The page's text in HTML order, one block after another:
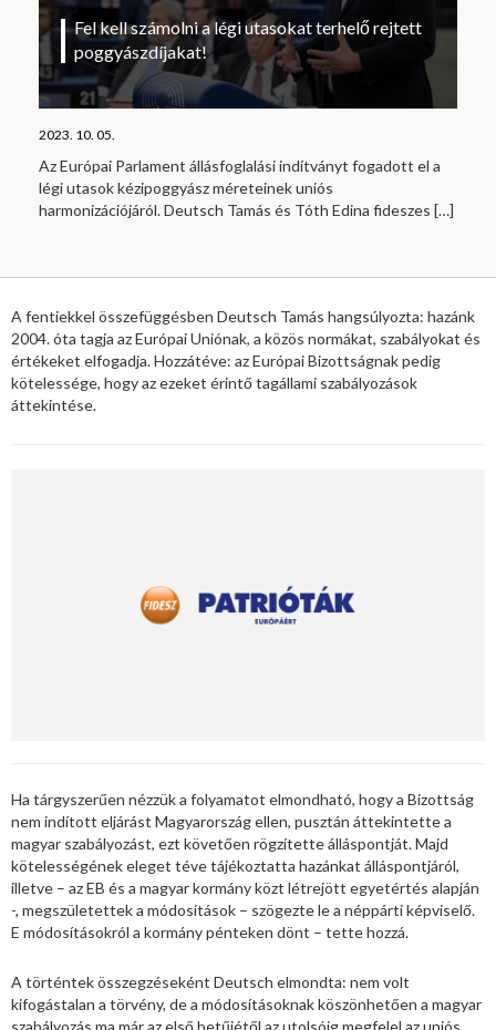
Fel kell számolni a légi utasokat terhelő rejtett
poggyászdíjakat!
2023. 10. 05.
Az Európai Parlament állásfoglalási indítványt fogadott el a
légi utasok kézipoggyász méreteinek uniós
harmonizációjáról. Deutsch Tamás és Tóth Edina fideszes […]
A fentiekkel összefüggésben Deutsch Tamás hangsúlyozta: hazánk
2004. óta tagja az Európai Uniónak, a közös normákat, szabályokat és
értékeket elfogadja. Hozzátéve: az Európai Bizottságnak pedig
kötelessége, hogy az ezeket érintő tagállami szabályozások
áttekintése.
Ha tárgyszerűen nézzük a folyamatot elmondható, hogy a Bizottság
nem indított eljárást Magyarország ellen, pusztán áttekintette a
magyar szabályozást, ezt követően rögzítette álláspontját. Majd
kötelességének eleget téve tájékoztatta hazánkat álláspontjáról,
illetve – az EB és a magyar kormány közt létrejött egyetértés alapján
-, megszületettek a módosítások – szögezte le a néppárti képviselő.
E módosításokról a kormány pénteken dönt – tette hozzá.
A történtek összegzéseként Deutsch elmondta: nem volt
kifogástalan a törvény, de a módosításoknak köszönhetően a magyar